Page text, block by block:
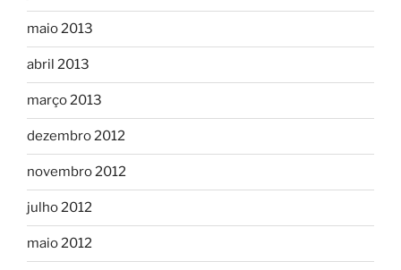
maio 2013
abril 2013
março 2013
dezembro 2012
novembro 2012
julho 2012
maio 2012